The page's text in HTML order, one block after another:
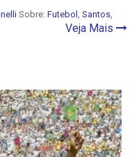
Sobre: Futebol Santos
Veja Mais